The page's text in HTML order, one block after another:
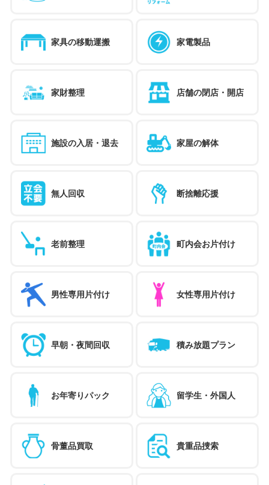
家具の移動運搬 家電製品
家財整理 店舗の閉店・開店
施設の入居・退去 家屋の解体
無人回収 断捨離応援
老前整理 町内会お片付け
男性専用片付け 女性専用片付け
早朝・夜間回収 積み放題プラン
お年寄りパック 留学生・外国人
骨董品買取 貴重品捜索